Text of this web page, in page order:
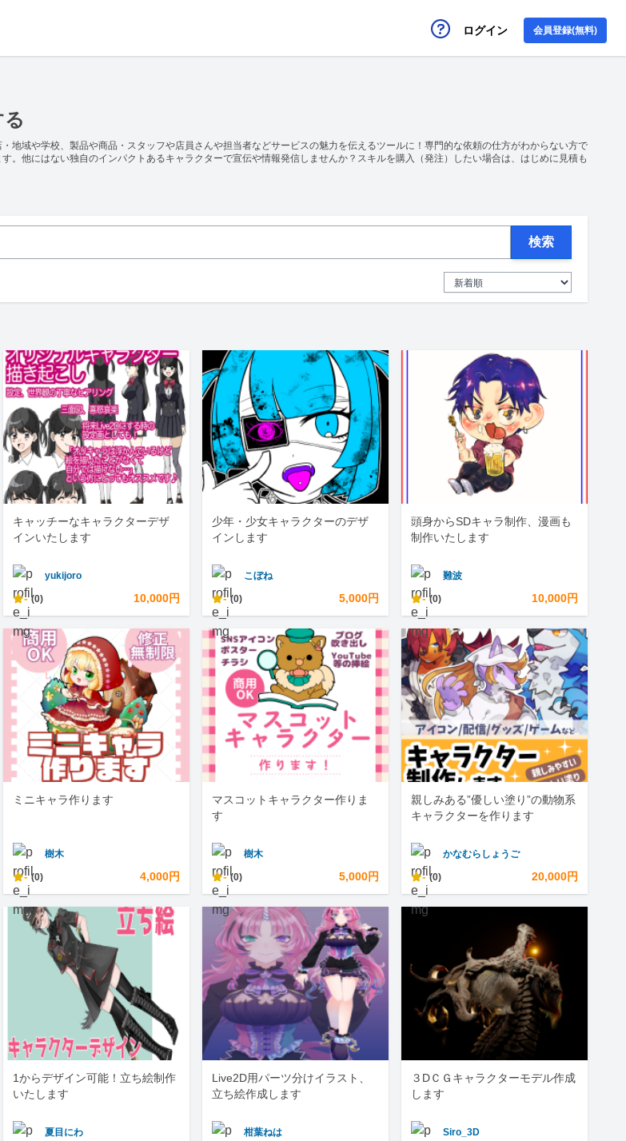
ログイン 会員登録(無料)
地域や学校、製品や商品・スタッフや店員さんや担当者などサービスの魅力を伝えるツールに！専門的な依頼の仕方がわからない方で
。他にはない独自のインパクトあるキャラクターで宣伝や情報発信しませんか？スキルを購入（発注）したい場合は、はじめに見積も
検索
キャッチーなキャラクターデザ
インいたします
yukijoro
- (0) 10,000円
少年・少女キャラクターのデザ
インします
こぼね
- (0) 5,000円
頭身からSDキャラ制作、漫画も
制作いたします
難波
- (0) 10,000円
ミニキャラ作ります
樹木
- (0) 4,000円
マスコットキャラクター作りま
す
樹木
- (0) 5,000円
親しみある”優しい塗り”の動物系
キャラクターを作ります
かなむらしょうご
- (0) 20,000円
1からデザイン可能！立ち絵制作
いたします
夏目にわ
Live2D用パーツ分けイラスト、
立ち絵作成します
柑葉ねは
３DＣＧキャラクターモデル作成
します
Siro_3D